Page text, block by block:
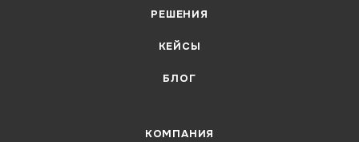
РЕШЕНИЯ
КЕЙСЫ
БЛОГ
КОМПАНИЯ